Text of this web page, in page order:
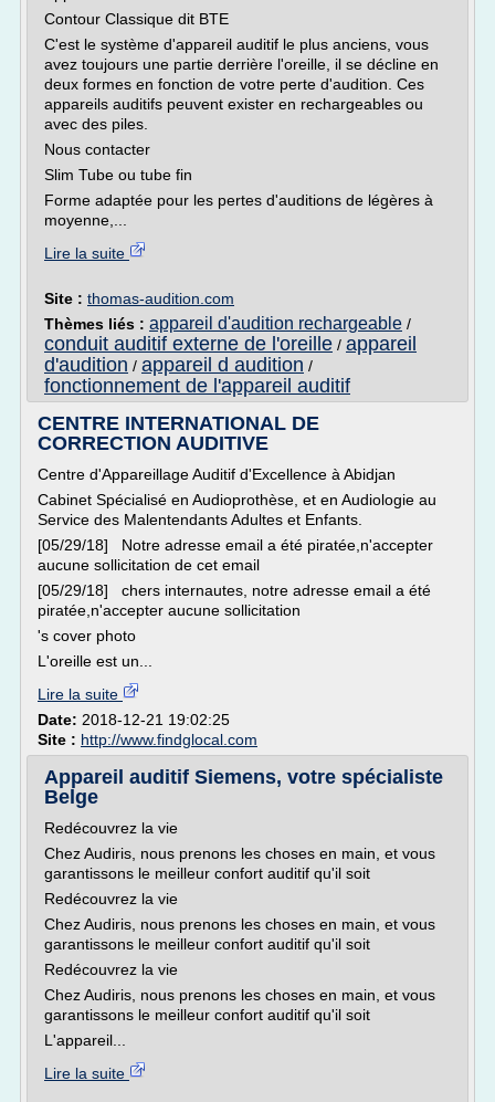
Contour Classique dit BTE
C'est le système d'appareil auditif le plus anciens, vous
avez toujours une partie derrière l'oreille, il se décline en
deux formes en fonction de votre perte d'audition. Ces
appareils auditifs peuvent exister en rechargeables ou
avec des piles.
Nous contacter
Slim Tube ou tube fin
Forme adaptée pour les pertes d'auditions de légères à
moyenne,...
Lire la suite
Site : thomas-audition.com
Thèmes liés : appareil d'audition rechargeable /
conduit auditif externe de l'oreille / appareil
d'audition / appareil d audition /
fonctionnement de l'appareil auditif
CENTRE INTERNATIONAL DE
CORRECTION AUDITIVE
Centre d'Appareillage Auditif d'Excellence à Abidjan
Cabinet Spécialisé en Audioprothèse, et en Audiologie au
Service des Malentendants Adultes et Enfants.
[05/29/18] Notre adresse email a été piratée,n'accepter
aucune sollicitation de cet email
[05/29/18] chers internautes, notre adresse email a été
piratée,n'accepter aucune sollicitation
's cover photo
L'oreille est un...
Lire la suite
Date: 2018-12-21 19:02:25
Site : http://www.findglocal.com
Appareil auditif Siemens, votre spécialiste
Belge
Redécouvrez la vie
Chez Audiris, nous prenons les choses en main, et vous
garantissons le meilleur confort auditif qu'il soit
Redécouvrez la vie
Chez Audiris, nous prenons les choses en main, et vous
garantissons le meilleur confort auditif qu'il soit
Redécouvrez la vie
Chez Audiris, nous prenons les choses en main, et vous
garantissons le meilleur confort auditif qu'il soit
L'appareil...
Lire la suite